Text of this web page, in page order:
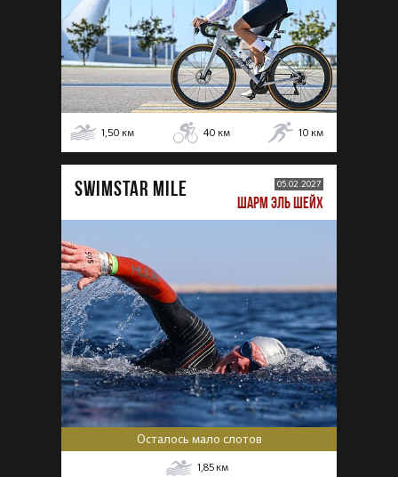
1,50 км 40 км 10 км
SWIMSTAR MILE 05.02.2027
ШАРМ ЭЛЬ ШЕЙХ
Осталось мало слотов
1,85 км